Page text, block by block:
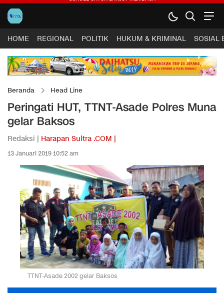
HOME REGIONAL POLITIK HUKUM & KRIMINAL SOSIAL
Beranda Head Line
Peringati HUT, TTNT-Asade Polres Muna
gelar Baksos
Redaksi | Harapan Sultra .COM |
13 Januari 2019 10:52 am
TTNT-Asade 2002 gelar Baksos